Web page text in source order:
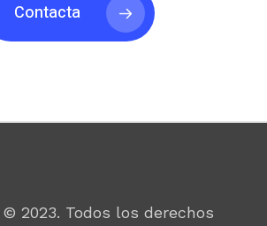
Contacta
2023. Todos los derechos